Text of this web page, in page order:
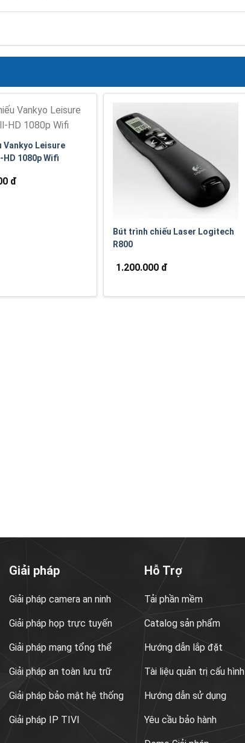
Vankyo Leisure
HD 1080p Wifi
đ
Bút trình chiếu Laser Logitech
R800
1.200.000 đ
Giải pháp
Giải pháp camera an ninh
Giải pháp họp trực tuyến
Giải pháp mạng tổng thể
Giải pháp an toàn lưu trữ
Giải pháp bảo mật hệ thống
Giải pháp IP TIVI
Hỗ Trợ
Tải phần mềm
Catalog sản phẩm
Hướng dẫn lắp đặt
Tài liệu quản trị cấu hình
Hướng dẫn sử dụng
Yêu cầu bảo hành